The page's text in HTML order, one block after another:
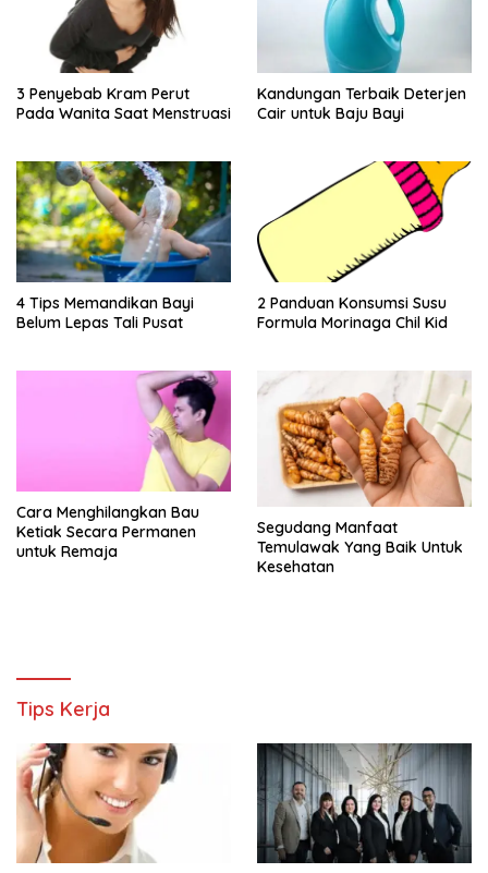
3 Penyebab Kram Perut
Pada Wanita Saat Menstruasi
Kandungan Terbaik Deterjen
Cair untuk Baju Bayi
4 Tips Memandikan Bayi
Belum Lepas Tali Pusat
2 Panduan Konsumsi Susu
Formula Morinaga Chil Kid
Cara Menghilangkan Bau
Ketiak Secara Permanen
untuk Remaja
Segudang Manfaat
Temulawak Yang Baik Untuk
Kesehatan
Tips Kerja